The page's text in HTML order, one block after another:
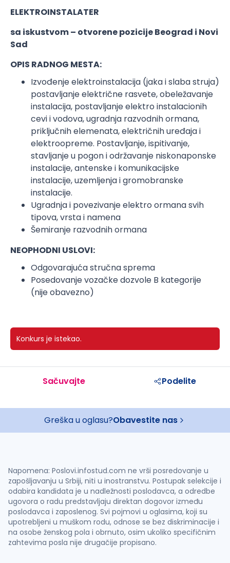
ELEKTROINSTALATER
sa iskustvom – otvorene pozicije Beograd i Novi
Sad
OPIS RADNOG MESTA:
Izvođenje elektroinstalacija (jaka i slaba struja)
postavljanje električne rasvete, obeležavanje
instalacija, postavljanje elektro instalacionih
cevi i vodova, ugradnja razvodnih ormana,
priključnih elemenata, električnih uređaja i
elektroopreme. Postavljanje, ispitivanje,
stavljanje u pogon i održavanje niskonaponske
instalacije, antenske i komunikacijske
instalacije, uzemljenja i gromobranske
instalacije.
Ugradnja i povezivanje elektro ormana svih
tipova, vrsta i namena
Šemiranje razvodnih ormana
NEOPHODNI USLOVI:
Odgovarajuća stručna sprema
Posedovanje vozačke dozvole B kategorije
(nije obavezno)
Konkurs je istekao.
Sačuvajte Podelite
Greška u oglasu?Obavestite nas
Napomena: Poslovi.infostud.com ne vrši posredovanje u
zapošljavanju u Srbiji, niti u inostranstvu. Postupak selekcije i
odabira kandidata je u nadležnosti poslodavca, a odredbe
ugovora o radu predstavljaju direktan dogovor između
poslodavca i zaposlenog. Svi pojmovi u oglasima, koji su
upotrebljeni u muškom rodu, odnose se bez diskriminacije i
na osobe ženskog pola i obrnuto, osim ukoliko specifičnim
zahtevima posla nije drugačije propisano.